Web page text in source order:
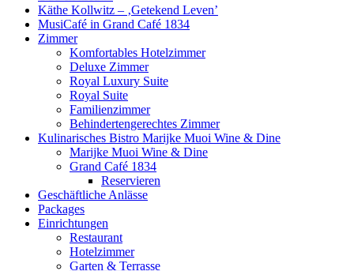
Käthe Kollwitz – ‚Getekend Leven’
MusiCafé in Grand Café 1834
Zimmer
Komfortables Hotelzimmer
Deluxe Zimmer
Royal Luxury Suite
Royal Suite
Familienzimmer
Behindertengerechtes Zimmer
Kulinarisches Bistro Marijke Muoi Wine & Dine
Marijke Muoi Wine & Dine
Grand Café 1834
Reservieren
Geschäftliche Anlässe
Packages
Einrichtungen
Restaurant
Hotelzimmer
Garten & Terrasse